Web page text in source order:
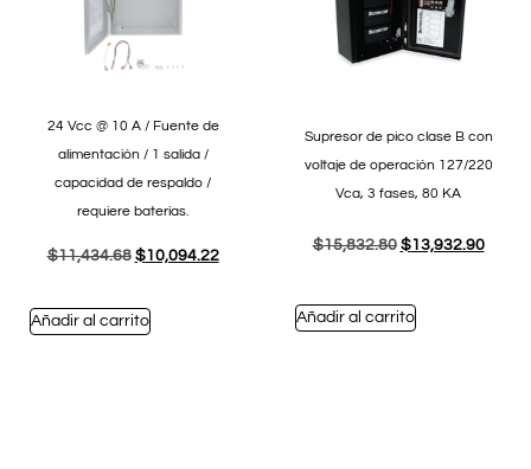
24 Vcc @ 10 A / Fuente de
alimentación / 1 salida /
capacidad de respaldo /
requiere baterías.
$11,434.68 $10,094.22
Añadir al carrito
Supresor de pico clase B con
voltaje de operación 127/220
Vca, 3 fases, 80 KA
$15,832.80 $13,932.90
Añadir al carrito